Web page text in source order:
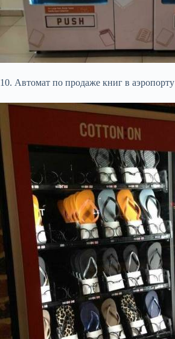
10. Автомат по продаже книг в аэропорту